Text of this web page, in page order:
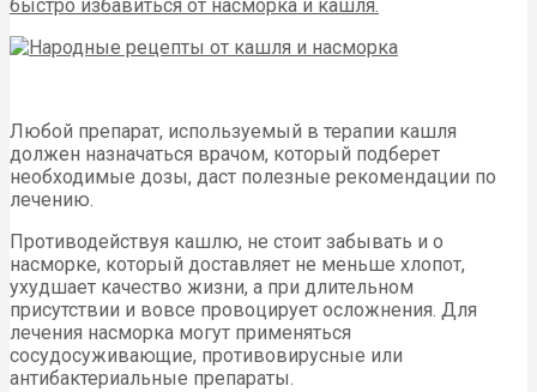
Любой препарат, используемый в терапии кашля
должен назначаться врачом, который подберет
необходимые дозы, даст полезные рекомендации по
лечению.
Противодействуя кашлю, не стоит забывать и о
насморке, который доставляет не меньше хлопот,
ухудшает качество жизни, а при длительном
присутствии и вовсе провоцирует осложнения. Для
лечения насморка могут применяться
сосудосуживающие, противовирусные или
антибактериальные препараты.